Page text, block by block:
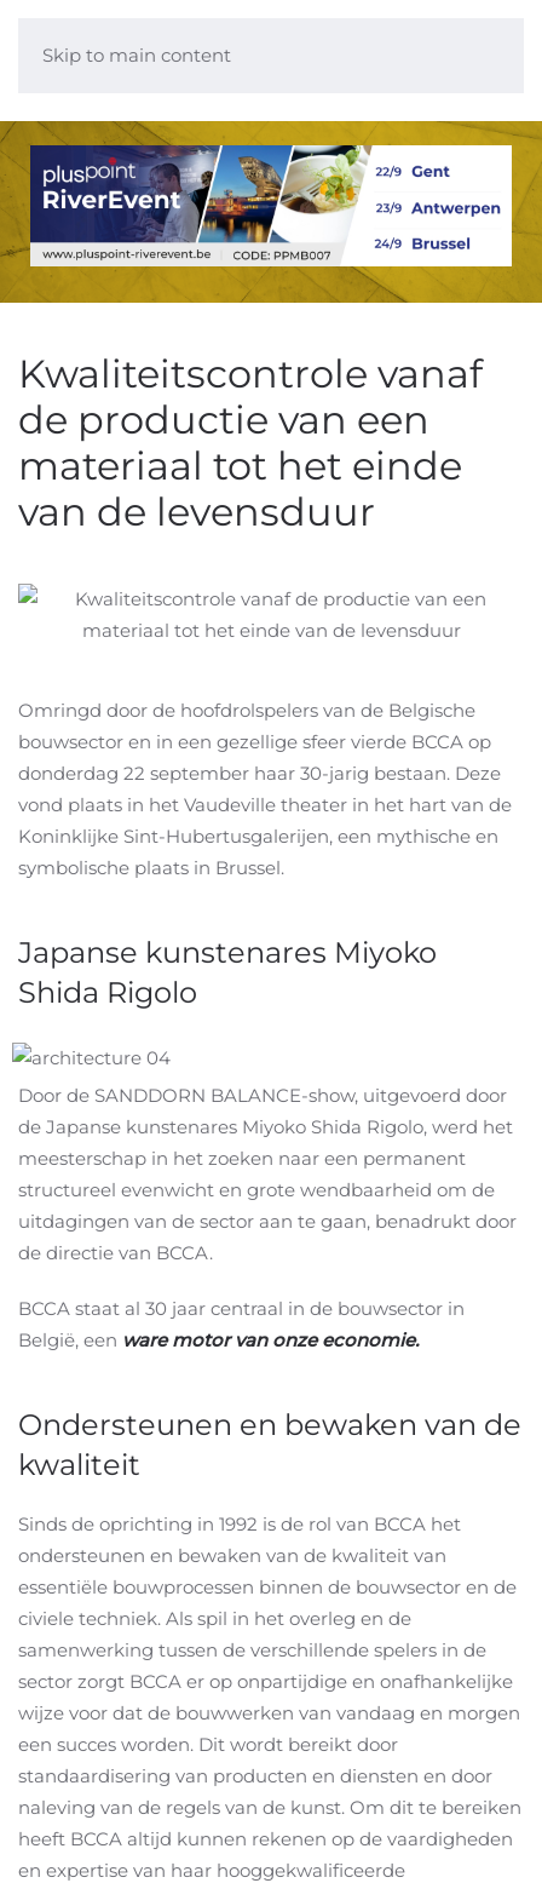
Skip to main content
Kwaliteitscontrole vanaf
de productie van een
materiaal tot het einde
van de levensduur
Omringd door de hoofdrolspelers van de Belgische
bouwsector en in een gezellige sfeer vierde BCCA op
donderdag 22 september haar 30-jarig bestaan. Deze
vond plaats in het Vaudeville theater in het hart van de
Koninklijke Sint-Hubertusgalerijen, een mythische en
symbolische plaats in Brussel.
Japanse kunstenares Miyoko
Shida Rigolo
Door de SANDDORN BALANCE-show, uitgevoerd door
de Japanse kunstenares Miyoko Shida Rigolo, werd het
meesterschap in het zoeken naar een permanent
structureel evenwicht en grote wendbaarheid om de
uitdagingen van de sector aan te gaan, benadrukt door
de directie van BCCA.
BCCA staat al 30 jaar centraal in de bouwsector in
België, een ware motor van onze economie.
Ondersteunen en bewaken van de
kwaliteit
Sinds de oprichting in 1992 is de rol van BCCA het
ondersteunen en bewaken van de kwaliteit van
essentiële bouwprocessen binnen de bouwsector en de
civiele techniek. Als spil in het overleg en de
samenwerking tussen de verschillende spelers in de
sector zorgt BCCA er op onpartijdige en onafhankelijke
wijze voor dat de bouwwerken van vandaag en morgen
een succes worden. Dit wordt bereikt door
standaardisering van producten en diensten en door
naleving van de regels van de kunst. Om dit te bereiken
heeft BCCA altijd kunnen rekenen op de vaardigheden
en expertise van haar hooggekwalificeerde